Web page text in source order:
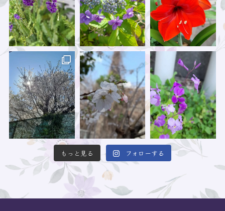
もっと見る フォローする